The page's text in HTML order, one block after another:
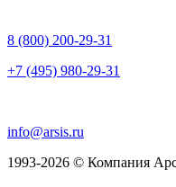
8 (800) 200-29-31
+7 (495) 980-29-31
info@arsis.ru
1993-2026 © Компания